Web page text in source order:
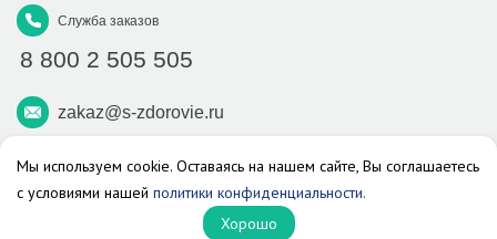
Служба заказов
8 800 2 505 505
zakaz@s-zdorovie.ru
Макс Вконтакте Телеграм
Аптека «Здоровье»
© 2026 г. Все права защищены.
Мы используем cookie. Оставаясь на нашем сайте, Вы соглашаетесь
с условиями нашей политики конфиденциальности.
Хорошо